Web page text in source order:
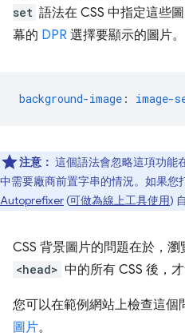
set 語法在 CSS 中指定這些
幕的 DPR 選擇要顯示的圖片。
background-image : image-
注意： 這個語法會忽略這項功能
中需要廠商前置字串的情況。如果您
Autoprefixer(可做為線上工具使用)
CSS 背景圖片的問題在於，
<head> 中的所有 CSS 後，
您可以在範例網站上檢查這個
圖片。